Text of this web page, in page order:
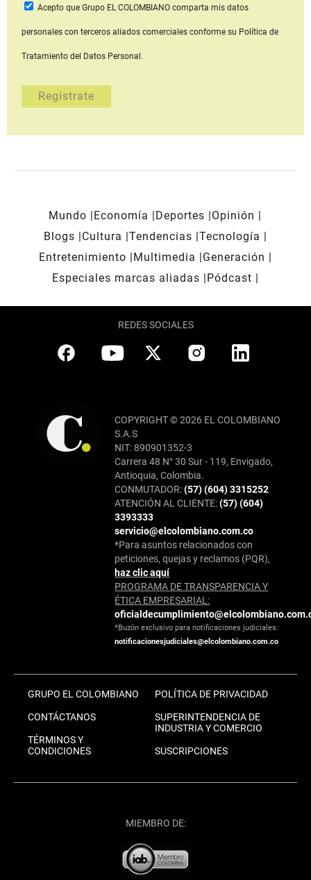
Acepto que Grupo EL COLOMBIANOcomparta mis datos
personales con terceros aliados comerciales conforme su Política de
Tratamiento del Datos Personal.
Mundo Economía Deportes
Opinión
Blogs
Cultura Tendencias Tecnología
Entretenimiento
Multimedia
Generación
Especiales marcas aliadas
Pódcast
REDES SOCIALES
COPYRIGHT © 2026 EL COLOMBIANO
S.A.S
NIT: 890901352-3
Carrera 48 N° 30 Sur - 119, Envigado,
Antioquia, Colombia.
CONMUTADOR:(57) (604) 3315252
ATENCIÓN AL CLIENTE:(57) (604)
3393333
servicio@elcolombiano.com.co
*Para asuntos relacionados con
peticiones, quejas y reclamos (PQR),
haz clic aquí
PROGRAMA DE TRANSPARENCIA Y
ÉTICA EMPRESARIAL:
*Buzón exclusivo para notificaciones judiciales:
notificacionesjudiciales@elcolombiano.com.co
GRUPO EL COLOMBIANO
CONTÁCTANOS
TÉRMINOS Y
CONDICIONES
POLÍTICA DE PRIVACIDAD
SUPERINTENDENCIA DE
INDUSTRIA Y COMERCIO
SUSCRIPCIONES
MIEMBRO DE: